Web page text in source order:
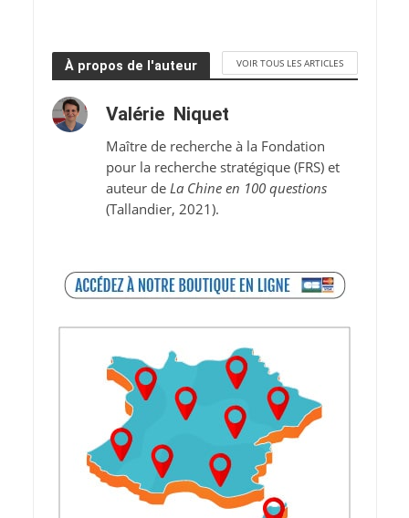
À propos de l'auteur VOIR TOUS LES ARTICLES
Valérie Niquet
Maître de recherche à la Fondation
pour la recherche stratégique (FRS) et
auteur de La Chine en 100 questions
(Tallandier, 2021).